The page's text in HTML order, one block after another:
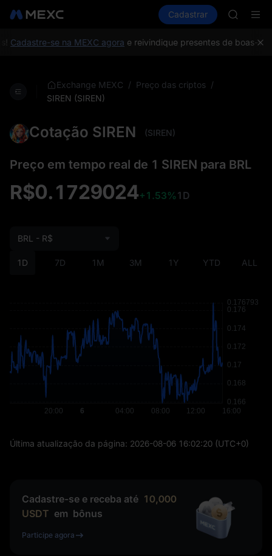
Mercados Spot Futuros
Cadastrar
SPCX
HFT
Cadastre-se na MEXC agorae reivindique presentes de boas-
Exchange MEXC / Preço das criptos /
SIREN (SIREN)
Cotação SIREN (SIREN)
Preço em tempo real de 1 SIREN para BRL
R$0.1729024+1.53% 1D
1D 7D 1M 3M 1Y YTD ALL
BRL - R$
Última atualização da página: 2026-08-06 16:02:20 (UTC+0)
Cadastre-se e receba até 10,000
USDT em bônus
Participe agora